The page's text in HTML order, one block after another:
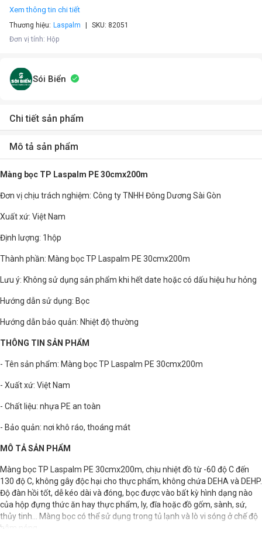
Xem thông tin chi tiết
Thương hiệu: Laspalm SKU: 82051
Đơn vị tính: Hộp
Sói Biển
Chi tiết sản phẩm
Mô tả sản phẩm
Màng bọc TP Laspalm PE 30cmx200m
Đơn vị chịu trách nghiệm: Công ty TNHH Đông Dương Sài Gòn
Xuất xứ: Việt Nam
Định lượng: 1hộp
Thành phần: Màng bọc TP Laspalm PE 30cmx200m
Lưu ý: Không sử dụng sản phẩm khi hết date hoặc có dấu hiệu hư hỏng
Hướng dẫn sử dụng: Bọc
Hướng dẫn bảo quản: Nhiệt độ thường
THÔNG TIN SẢN PHẨM
- Tên sản phẩm: Màng bọc TP Laspalm PE 30cmx200m
- Xuất xứ: Việt Nam
- Chất liệu: nhựa PE an toàn
- Bảo quản: nơi khô ráo, thoáng mát
MÔ TẢ SẢN PHẨM
Màng bọc TP Laspalm PE 30cmx200m, chịu nhiệt đồ từ -60 độ C đến
130 độ C, không gây độc hại cho thực phẩm, không chứa DEHA và DEHP.
Độ đàn hồi tốt, dễ kéo dài và đóng, bọc được vào bất kỳ hình dạng nào
của hộp đựng thức ăn hay thực phẩm, ly, đĩa hoặc đồ gốm, sành, sứ,
thủy tinh… Màng bọc có thể sử dụng trong tủ lạnh và lò vi sóng ở chế độ
hâm nóng.